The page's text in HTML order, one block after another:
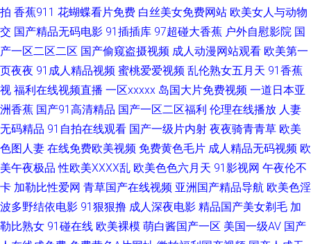
梦 精品福利在线导航 日美韩色导航 91艹嫂子视频播放 超碰免费91 久久精品
剧场 日本国产欧美亚洲 在线观看污网站 国产91AV在线 男人天堂午夜av 91a
视频在线 91一区二区视频 尤物一区在线视频 日本老湿机啪啪视频 国产一区
啪啪 熟女一区二区三区四区 91伊人久热 国产精品久久! 无码成人二区 91干
逼欧美 福利导航第一找A片网 日本aⅴ网站大全 91全操 亚州精品无码二区 天
洲欧洲高潮 日韩性爱激情精品 五月性爱网站 美女总站 三级片黄色片网络 日
拍 香蕉911 花蝴蝶看片免费 白丝美女免费网站 欧美女人与动物
交 国产精品无码电影 91插插库 97超碰大香蕉 户外自慰影院 国
产一区二区二区 国产偷窥盗摄视频 成人动漫网站观看 欧美第一
页夜夜 91成人精品视频 蜜桃爱爱视频 乱伦熟女五月天 91香蕉
视 福利在线视频直播 一区xxxxx 岛国大片免费视频 一道日本亚
洲香蕉 国产91高清精品 国产一区二区福利 伦理在线播放 人妻
无码精品 91自拍在线观看 国产一级片内射 夜夜骑青青草 欧美
色图人妻 在线免费欧美视频 免费黄色毛片 成人精品无码视频 欧
美午夜极品 性欧美ⅩⅩⅩⅩ乱 欧美色色六月天 91影视网 午夜伦不
卡 加勒比性爱网 青草国产在线视频 亚洲国产精品导航 欧美色淫
波多野结依电影 91狠狠撸 成人深夜电影 精品国产美女剃毛 加
勒比熟女 91碰在线 欧美裸模 萌白酱国产一区 美国一级AV 国产